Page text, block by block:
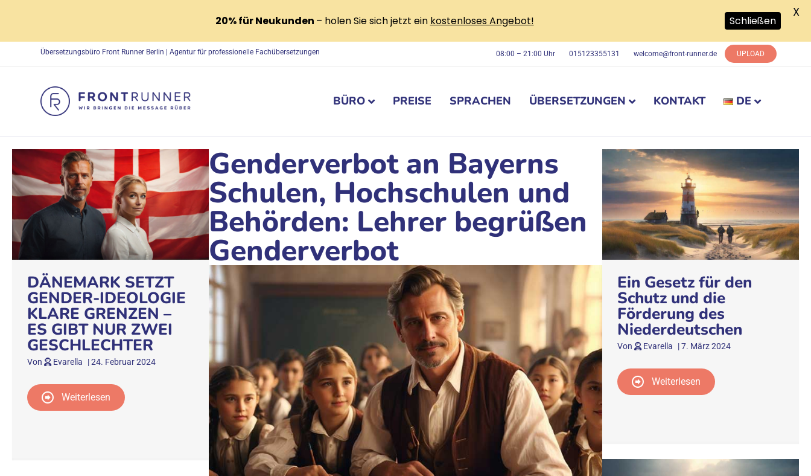
Übersetzungsbüro Front Runner Berlin | Agentur für professionelle Fachübersetzungen 08:00 – 21:00 Uhr 015123355131 welcome@front-runner.de UPLOAD
BÜRO PREISE SPRACHEN ÜBERSETZUNGEN KONTAKT DE
DÄNEMARK SETZT
GENDER-IDEOLOGIE
KLARE GRENZEN –
ES GIBT NUR ZWEI
GESCHLECHTER
Von Evarella |24. Februar 2024
Weiterlesen
Genderverbot an Bayerns
Schulen, Hochschulen und
Behörden: Lehrer begrüßen
Genderverbot
Ein Gesetz für den
Schutz und die
Förderung des
Niederdeutschen
Von Evarella |7. März 2024
Weiterlesen
20% für Neukunden – holen Sie sich jetzt ein kostenloses Angebot! Schließen
X